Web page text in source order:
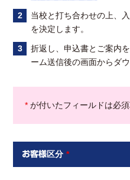
当校と打ち合わせの上、
を決定します。
折返し、申込書とご案内
ーム送信後の画面からダ
* が付いたフィールドは必須
お客様区分*